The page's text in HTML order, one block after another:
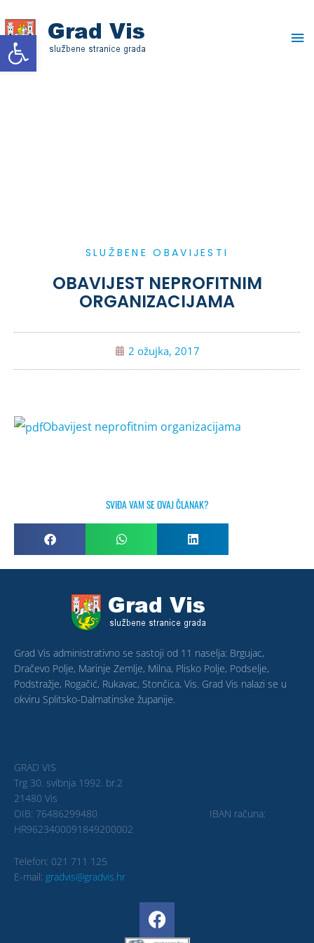
Open toolbar
to
content
SLUŽBENE OBAVIJESTI
OBAVIJEST NEPROFITNIM
ORGANIZACIJAMA
2 ožujka, 2017
Obavijest neprofitnim organizacijama
SVIĐA VAM SE OVAJ ČLANAK?
Grad Vis administrativno se sastoji od 11 naselja: Brgujac,
Dračevo Polje, Marinje Zemlje, Milna, Plisko Polje, Podselje,
Podstražje, Rogačić, Rukavac, Stončica, Vis. Grad Vis nalazi se u
okviru Splitsko-Dalmatinske županije.
GRAD VIS
Trg 30. svibnja 1992. br.2
21480 Vis
OIB: 76486299480 IBAN računa:
HR9623400091849200002
Telefon: 021 711 125
E-mail: gradvis@gradvis.hr
F
a